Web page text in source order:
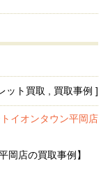
ト買取 , 買取事例 ]
イオンタウン平岡店
岡店の買取事例】